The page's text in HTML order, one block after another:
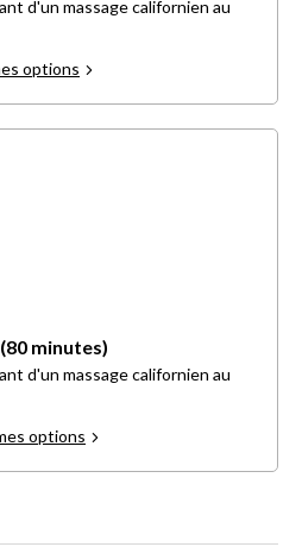
d'un massage californien au
options
minutes)
d'un massage californien au
options